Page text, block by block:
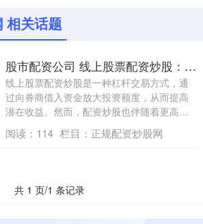
相关话题
股市配资公司 线上股票配资炒股：放大收益，谨慎操作
线上股票配资炒股是一种杠杆交易方式，通
过向券商借入资金放大投资额度，从而提高
潜在收益。然而，配资炒股也伴随着更高的
风险，....
阅读： 114 栏目： 正规配资炒股网
共 1 页/1 条记录